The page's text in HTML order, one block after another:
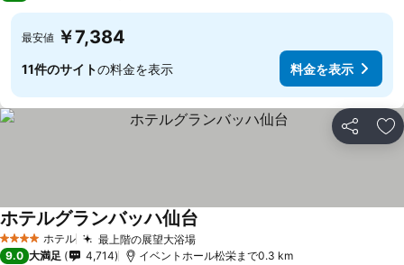
最安値 ￥7,384
11件のサイトの料金を表示 料金を表示
シェア お
4 ホテルのランク
ホテル 最上階の展望大浴場
ホテルグランバッハ仙台
9.0 大満足 4,714 イベントホール松栄まで0.3 km